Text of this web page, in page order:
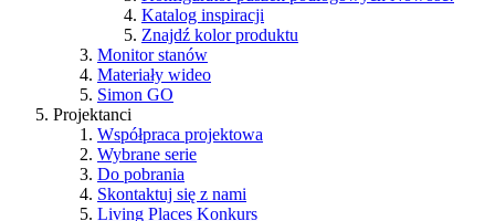
Katalog inspiracji
Znajdź kolor produktu
Monitor stanów
Materiały wideo
Simon GO
Projektanci
Współpraca projektowa
Wybrane serie
Do pobrania
Skontaktuj się z nami
Living Places Konkurs